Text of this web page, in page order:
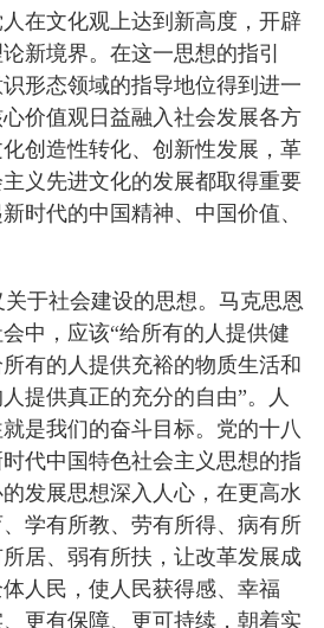
在文化观上达到新高度，开辟
新境界。在这一思想的指引
形态领域的指导地位得到进一
价值观日益融入社会发展各方
创造性转化、创新性发展，革
义先进文化的发展都取得重要
时代的中国精神、中国价值、
于社会建设的思想。马克思恩
中，应该“给所有的人提供健
有的人提供充裕的物质生活和
提供真正的充分的自由”。人
是我们的奋斗目标。党的十八
代中国特色社会主义思想的指
发展思想深入人心，在更高水
学有所教、劳有所得、病有所
居、弱有所扶，让改革发展成
人民，使人民获得感、幸福
更有保障、更可持续，朝着实